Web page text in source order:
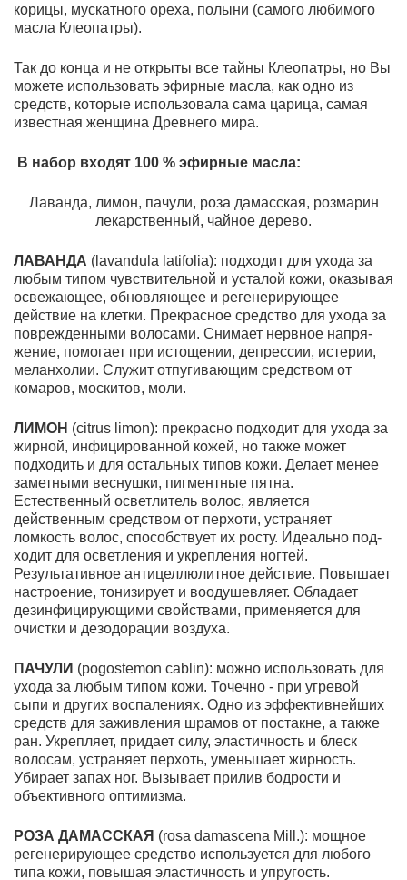
корицы, мускатного ореха, полыни (самого любимого
масла Клеопатры).
Так до конца и не открыты все тайны Клеопатры, но Вы
можете использовать эфирные масла, как одно из
средств, которые использовала сама царица, самая
известная женщина Древнего мира.
В набор входят 100 % эфирные масла:
Лаванда, лимон, пачули, роза дамасская, розмарин
лекарственный, чайное дерево.
ЛАВАНДА ( lavandula latifolia): подходит для ухода за
любым типом чувствительной и усталой кожи, оказывая
освежающее, обновляющее и регенерирующее
действие на клет­ки. Прекрасное средство для ухода за
поврежденными волосами. Снимает нервное напря­
жение, помогает при истощении, депрессии, истерии,
меланхолии. Служит отпугивающим средством от
комаров, москитов, моли.
ЛИМОН (citrus limon): прекрасно подходит для ухода за
жирной, инфицированной ко­жей, но также может
подходить и для остальных типов кожи. Делает менее
заметными веснушки, пигментные пятна.
Естественный осветлитель волос, является
действенным средством от перхоти, устраняет
ломкость волос, способствует их росту. Идеально под­
ходит для осветления и укрепления ногтей.
Результативное антицеллюлитное действие. Повышает
настроение, тонизирует и воодушевляет. Обладает
дезинфицирующими свой­ствами, применяется для
очистки и дезодорации воздуха.
ПАЧУЛИ (pogostemon cablin): можно использовать для
ухода за любым типом кожи. Точечно - при угревой
сыпи и других воспалениях. Одно из эффективнейших
средств для за­живления шрамов от постакне, а также
ран. Укрепляет, придает силу, эластичность и блеск
волосам, устраняет перхоть, уменьшает жирность.
Убирает запах ног. Вызывает прилив бодрости и
объективного оптимизма.
РОЗА ДАМАССКАЯ (rosa damascena Mill .): мощное
регенерирующее средство исполь­зуется для любого
типа кожи, повышая эластичность и упругость.